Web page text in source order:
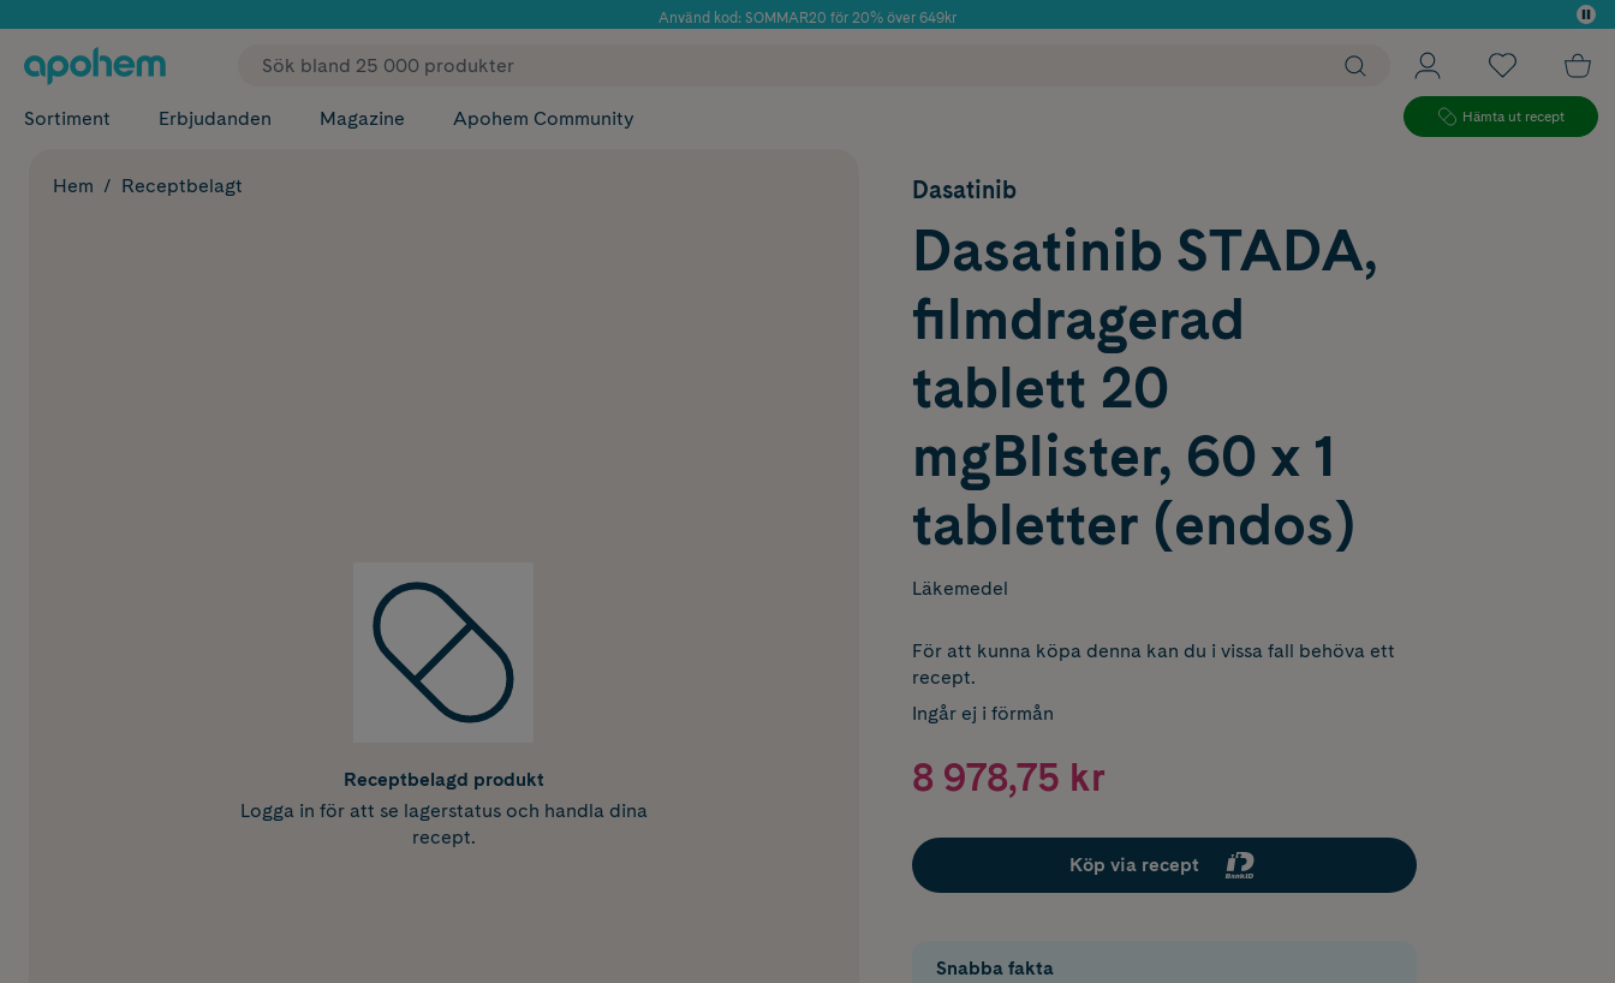
Använd kod: SOMMAR20 för 20% över 649kr
✓ Fri frakt
Sortiment Erbjudanden Magazine Apohem Community Hämta ut recept
Hem Receptbelagt
Receptbelagd produkt
Logga in för att se lagerstatus och handla dina
recept.
Dasatinib
Dasatinib STADA,
filmdragerad
tablett 20
mgBlister, 60 x 1
tabletter (endos)
Läkemedel
För att kunna köpa denna kan du i vissa fall behöva ett
recept.
Ingår ej i förmån
8 978,75 kr
Köp via recept
Snabba fakta